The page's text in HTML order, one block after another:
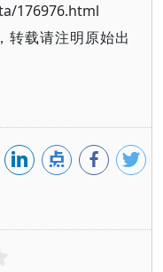
176976.html
转载请注明原始出